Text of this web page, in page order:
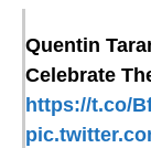
Quentin
Celebrate
https://t.co/